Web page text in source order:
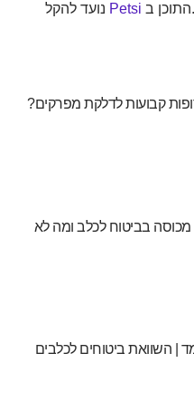
Petsiנועד להקל
לדלקת מפרקים?
לכלב ומה לא
ביטוחים לכלבים